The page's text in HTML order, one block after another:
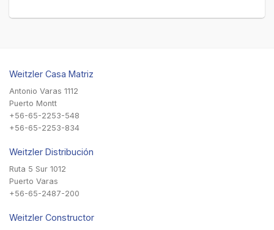
Weitzler Casa Matriz
Antonio Varas 1112
Puerto Montt
+56-65-2253-548
+56-65-2253-834
Weitzler Distribución
Ruta 5 Sur 1012
Puerto Varas
+56-65-2487-200
Weitzler Constructor